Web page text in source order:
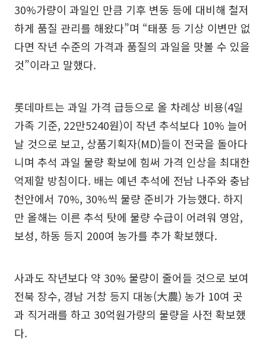
30%가량이 과일인 만큼 기후 변동 등에 대비해 철저
하게 품질 관리를 해왔다”며 “태풍 등 기상 이변만 없
다면 작년 수준의 가격과 품질의 과일을 맛볼 수 있을
것”이라고 말했다.
롯데마트는 과일 가격 급등으로 올 차례상 비용(4일
가족 기준, 22만5240원)이 작년 추석보다 10% 늘어
날 것으로 보고, 상품기획자(MD)들이 전국을 돌아다
니며 추석 과일 물량 확보에 힘써 가격 인상을 최대한
억제할 방침이다. 배는 예년 추석에 전남 나주와 충남
천안에서 70%, 30%씩 물량 준비가 가능했다. 하지
만 올해는 이른 추석 탓에 물량 수급이 어려워 영암,
보성, 하동 등지 200여 농가를 추가 확보했다.
사과도 작년보다 약 30% 물량이 줄어들 것으로 보여
전북 장수, 경남 거창 등지 대농(大農) 농가 10여 곳
과 직거래를 하고 30억원가량의 물량을 사전 확보했
다.